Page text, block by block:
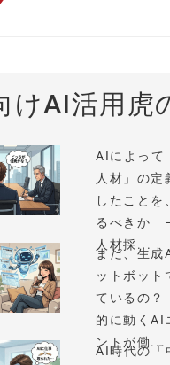
けAI活用虎
AIによって
人材」の定
したことを
るべきか
人材採...
まだ、生成
ットボット
ているの
的に動くAI
ントが働...
AI時代の「